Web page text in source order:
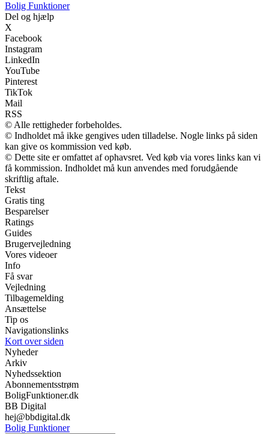
Bolig Funktioner
Del og hjælp
X
Facebook
Instagram
LinkedIn
YouTube
Pinterest
TikTok
Mail
RSS
© Alle rettigheder forbeholdes.
© Indholdet må ikke gengives uden tilladelse. Nogle links på siden
kan give os kommission ved køb.
© Dette site er omfattet af ophavsret. Ved køb via vores links kan vi
få kommission. Indholdet må kun anvendes med forudgående
skriftlig aftale.
Tekst
Gratis ting
Besparelser
Ratings
Guides
Brugervejledning
Vores videoer
Info
Få svar
Vejledning
Tilbagemelding
Ansættelse
Tip os
Navigationslinks
Kort over siden
Nyheder
Arkiv
Nyhedssektion
Abonnementsstrøm
BoligFunktioner.dk
BB Digital
hej@bbdigital.dk
Bolig Funktioner